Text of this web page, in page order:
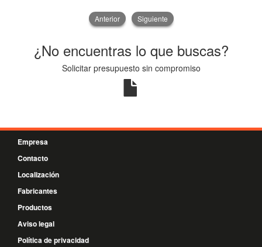
Anterior Siguiente
¿No encuentras lo que buscas?
Solicitar presupuesto sin compromiso
Empresa
Contacto
Localización
Fabricantes
Productos
Aviso legal
Política de privacidad